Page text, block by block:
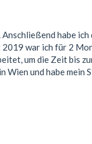
habe
war ich für 2
um die Zeit bis
Wien und habe